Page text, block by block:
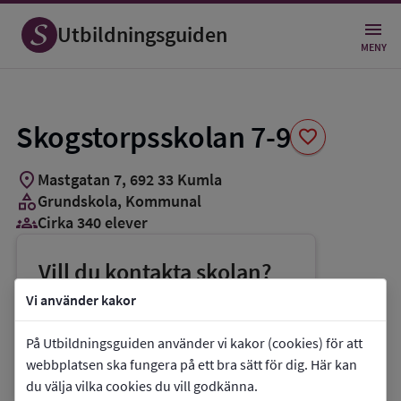
Vi använder kakor
På Utbildningsguiden använder vi kakor (cookies) för att
webbplatsen ska fungera på ett bra sätt för dig. Här kan
du välja vilka cookies du vill godkänna.
Utbildningsguiden MENY
Skogstorpsskolan 7-9 favorite
Spara
som
favorit
location_on Mastgatan 7, 692 33 Kumla
categoryGrundskola, Kommunal
groups_3Cirka 340 elever
Vill du kontakta skolan?
phoneTelefon:019-588000
E-post: livslangtlarande@kumla.se
link Webbplats:Skogstorpsskolan 7-9